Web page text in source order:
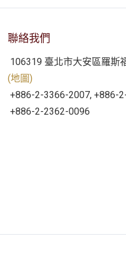
聯絡我們
106319 臺北市大安區羅斯
(地圖)
+886-2-3366-2007, +886-
+886-2-2362-0096